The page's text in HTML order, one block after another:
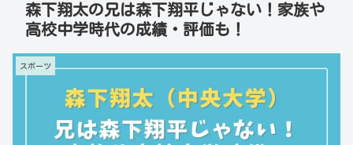
森下翔太の兄は森下翔平じゃない！家族や
高校中学時代の成績・評価も！
スポーツ